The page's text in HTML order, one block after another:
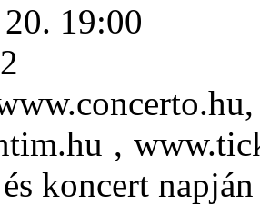
19:00
,
koncert